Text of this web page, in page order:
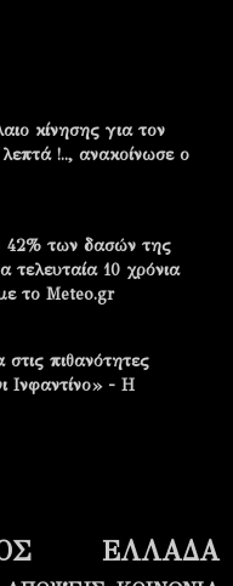
κίνησης για τον
!.., ανακοίνωσε ο
42% των δασών της
τελευταία 10 χρόνια
το Meteo.gr
πιθανότητες
Ινφαντίνο» - Η
ΕΛΛΑΔΑ